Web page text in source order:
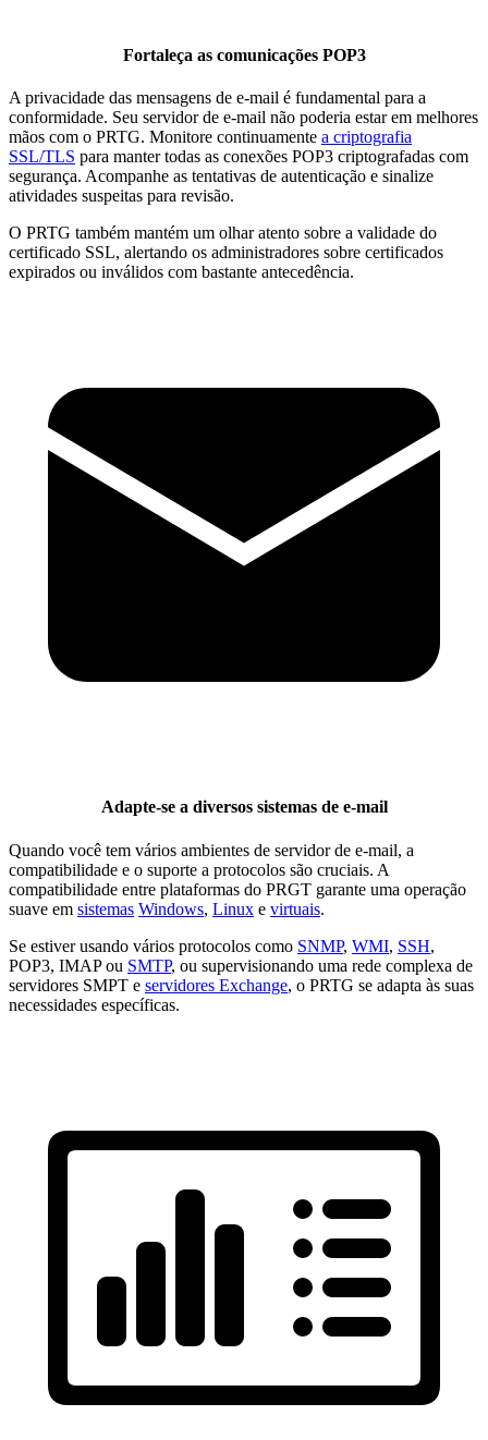
Fortaleça as comunicações POP3
A privacidade das mensagens de e-mail é fundamental para a
conformidade. Seu servidor de e-mail não poderia estar em melhores
mãos com o PRTG. Monitore continuamente a criptografia
SSL/TLS para manter todas as conexões POP3 criptografadas com
segurança. Acompanhe as tentativas de autenticação e sinalize
atividades suspeitas para revisão.
O PRTG também mantém um olhar atento sobre a validade do
certificado SSL, alertando os administradores sobre certificados
expirados ou inválidos com bastante antecedência.
Adapte-se a diversos sistemas de e-mail
Quando você tem vários ambientes de servidor de e-mail, a
compatibilidade e o suporte a protocolos são cruciais. A
compatibilidade entre plataformas do PRGT garante uma operação
suave em sistemas Windows, Linux e virtuais.
Se estiver usando vários protocolos como SNMP, WMI, SSH,
POP3, IMAP ou SMTP, ou supervisionando uma rede complexa de
servidores SMPT e servidores Exchange, o PRTG se adapta às suas
necessidades específicas.